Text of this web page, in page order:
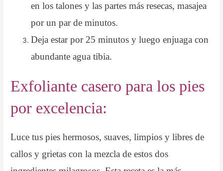
en los talones y las partes más resecas, masajea
por un par de minutos.
Deja estar por 25 minutos y luego enjuaga con
abundante agua tibia.
Exfoliante casero para los pies
por excelencia:
Luce tus pies hermosos, suaves, limpios y libres de
callos y grietas con la mezcla de estos dos